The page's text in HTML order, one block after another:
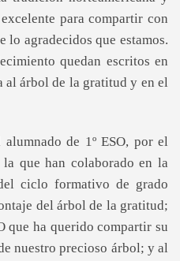
para compartir con
lo agradecidos que estamos.
quedan escritos en
al árbol de la gratitud y en el
de 1º ESO, por el
que han colaborado en la
ciclo formativo de grado
del árbol de la gratitud;
que ha querido compartir su
nuestro precioso árbol; y al